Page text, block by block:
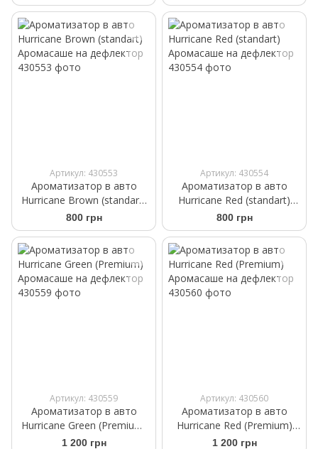
Артикул: 430553
Ароматизатор в авто
Hurricane Brown (standart)
Аромасаше на дефлектор
800 грн
Артикул: 430554
Ароматизатор в авто
Hurricane Red (standart)
Аромасаше на дефлектор
800 грн
Артикул: 430559
Ароматизатор в авто
Hurricane Green (Premium)
Аромасаше на дефлектор
1 200 грн
Артикул: 430560
Ароматизатор в авто
Hurricane Red (Premium)
Аромасаше на дефлектор
1 200 грн